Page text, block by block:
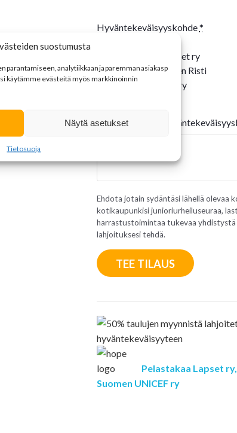
suostumusta
parantamiseen analytiikkaanjaparemmanasiakasp
käytämme evästeitä myös markkinoinnin
Näytä asetukset
Tietosuoja
Hyväntekeväisyyskohde*
Pelastakaa Lapset ry
Suomen Punainen Risti
Suomen Unicef ry
Omavalintainen
Ehdota jotain sydäntäsi lähellä olevaa
kotikaupunkisi junioriurheiluseuraa,
harrastustoimintaa tukevaa
lahjoituksesi tehdä.
TEE TILAUS
Pelastakaa Lapset ry,
Suomen UNICEF ry